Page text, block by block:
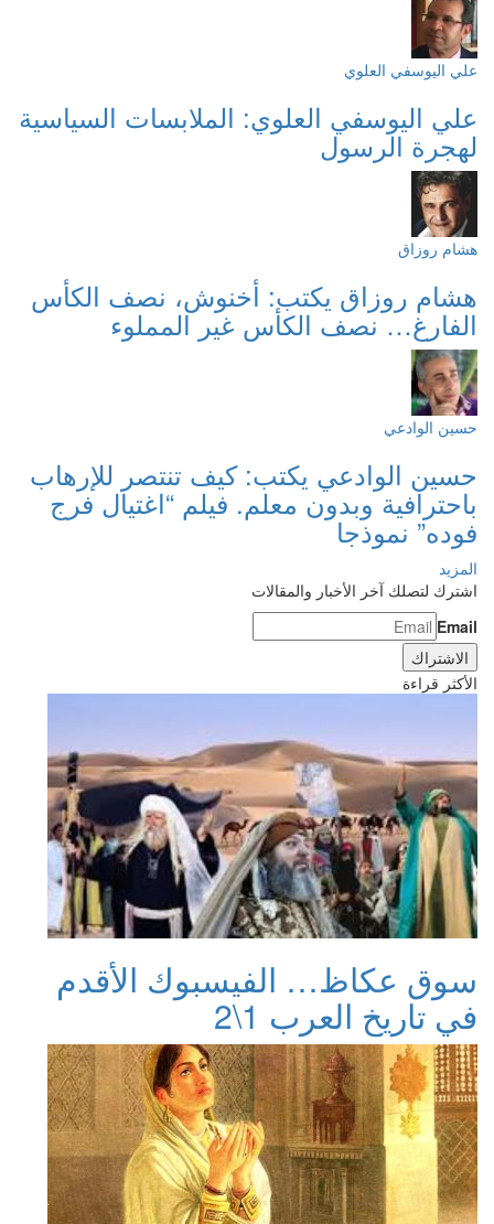
علي اليوسفي العلوي
علي اليوسفي العلوي: الملابسات السياسية
لهجرة الرسول
هشام روزاق
هشام روزاق يكتب: أخنوش، نصف الكأس
الفارغ… نصف الكأس غير المملوء
حسين الوادعي
حسين الوادعي يكتب: كيف تنتصر للإرهاب
باحترافية وبدون معلم. فيلم “اغتيال فرج
فوده” نموذجا
المزيد
اشترك لتصلك آخر الأخبار والمقالات
Email
الأكثر قراءة
سوق عكاظ… الفيسبوك الأقدم
في تاريخ العرب 1\2